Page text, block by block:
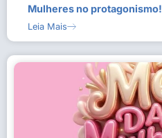
Mulheres no protagonismo!
Leia Mais